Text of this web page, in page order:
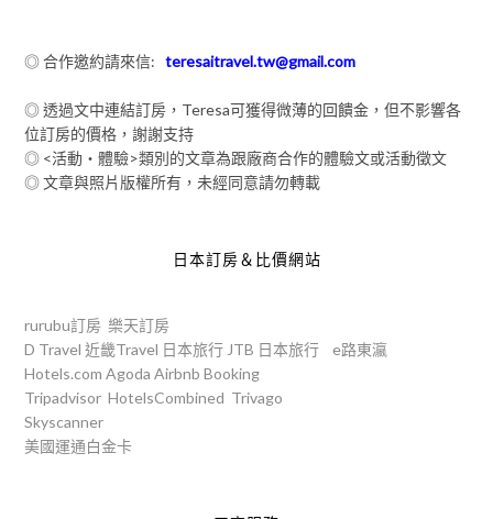
◎ 合作邀約請來信:teresaitravel.tw@gmail.com
◎ 透過文中連結訂房，Teresa可獲得微薄的回饋金，但不影響各
位訂房的價格，謝謝支持
◎ <活動‧體驗>類別的文章為跟廠商合作的體驗文或活動徵文
◎ 文章與照片版權所有，未經同意請勿轉載
日本訂房＆比價網站
rurubu訂房 樂天訂房
D Travel 近畿Travel 日本旅行 JTB 日本旅行
e路東瀛
Hotels.com Agoda Airbnb Booking
Tripadvisor HotelsCombined Trivago
Skyscanner
美國運通白金卡